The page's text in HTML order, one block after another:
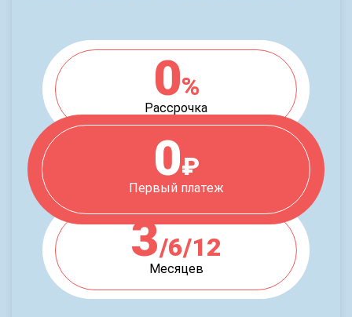
0%
Рассрочка
0₽
Первый платеж
3/6/12
Месяцев